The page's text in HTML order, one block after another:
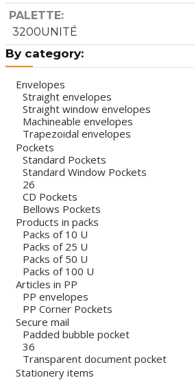
PALETTE
3200UNITÉ
By category:
Envelopes
Straight envelopes
Straight window envelopes
Machineable envelopes
Trapezoidal envelopes
Pockets
Standard Pockets
Standard Window Pockets
26
CD Pockets
Bellows Pockets
Products in packs
Packs of 10 U
Packs of 25 U
Packs of 50 U
Packs of 100 U
Articles in PP
PP envelopes
PP Corner Pockets
Secure mail
Padded bubble pocket
36
Transparent document pocket
Stationery items